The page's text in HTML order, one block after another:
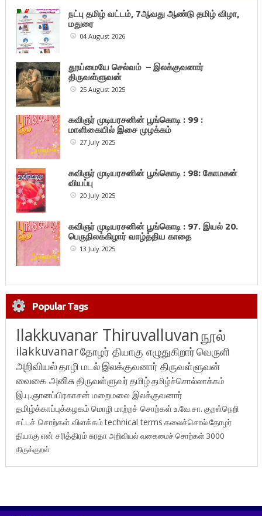
நட்பு தமிழ் வட்டம், 7ஆவது ஆண்டு தமிழ் விழா,
மதுரை
04 August 2026
தூய்மையே செல்வம் – இலக்குவனார்
திருவள்ளுவன்
25 August 2025
கவிஞர் முடியரசனின் பூங்கொடி : 99 :
மாளிகையில் இசை முழக்கம்
27 July 2025
கவிஞர் முடியரசனின் பூங்கொடி : 98: கோமகன்
வியப்பு
20 July 2025
கவிஞர் முடியரசனின் பூங்கொடி : 97. இயல் 20.
பெருநிலக்கிழார் வாழ்த்திய காதை
13 July 2025
Popular Tags
Ilakkuvanar Thiruvalluvanநூல்
ilakkuvanarதோழர் தியாகு எழுதுகிறார்வெருளி
அறிவியல்தாழி மடல்இலக்குவனார் திருவள்ளுவன்
வைகை அனிசுதிருவள்ளுவர்தமிழ்தமிழ்ச்சொல்லாக்கம்
இ.பு.ஞானப்பிரகாசன் மறைமலை இலக்குவனார்
தமிழ்க்காப்புக்கழகம் மொழி மாற்றச் சொற்கள்உ.வே.சா. குறள்நெறி
சட்டச் சொற்கள் விளக்கம்technical terms கலைச்சொல்தோழர்
தியாகுஎன் சரித்திரம்சுரதாஅறிவியல் வகைமைச் சொற்கள் 3000
திருக்குறள்